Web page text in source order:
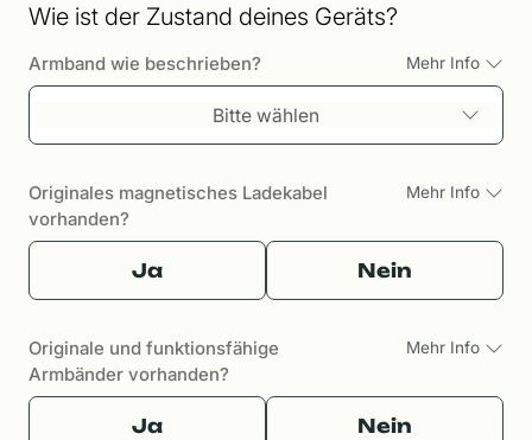
Wie ist der Zustand deines Geräts?
Armband wie beschrieben? Mehr Info
Bitte wählen
Originales magnetisches Ladekabel
vorhanden?
Mehr Info
Ja Nein
Originale und funktionsfähige
Armbänder vorhanden?
Mehr Info
Ja Nein